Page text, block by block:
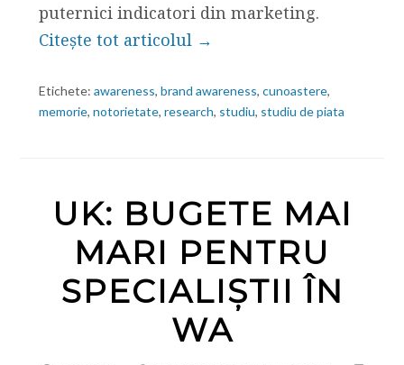
puternici indicatori din marketing.
Citește tot articolul →
Etichete: awareness, brand awareness, cunoastere,
memorie, notorietate, research, studiu, studiu de piata
UK: BUGETE MAI
MARI PENTRU
SPECIALIȘTII ÎN
WA